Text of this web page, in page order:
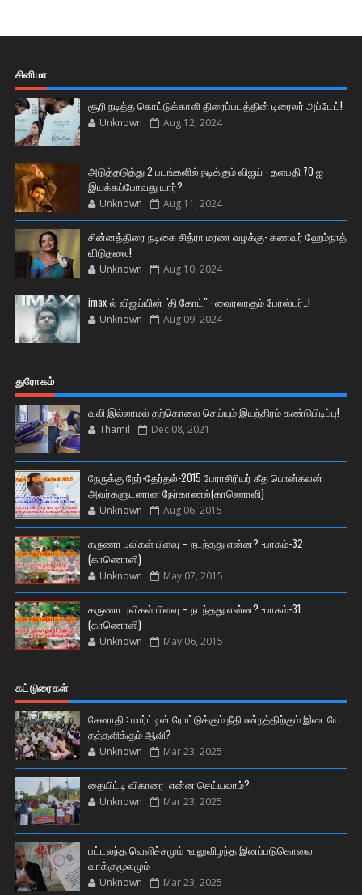
சினிமா
சூரி நடித்த கொட்டுக்காளி திரைப்படத்தின் டிரைலர் அப்டேட்!
Unknown Aug 12, 2024
அடுத்தடுத்து 2 படங்களில் நடிக்கும் விஜய் - தளபதி 70 ஐ
இயக்கப்போவது யார்?
Unknown Aug 11, 2024
சின்னத்திரை நடிகை சித்ரா மரண வழக்கு- கணவர் ஹேம்நாத்
விடுதலை!
Unknown Aug 10, 2024
imax-ல் விஜய்யின் "தி கோட்" - வைரலாகும் போஸ்டர்..!
Unknown Aug 09, 2024
துரோகம்
வலி இல்லாமல் தற்கொலை செய்யும் இயந்திரம் கண்டுபிடிப்பு!
Thamil Dec 08, 2021
நேருக்கு நேர்-தேர்தல்-2015 பேராசிரியர் கீத பொன்கலன்
அவர்களுடனான நேர்காணல்(காணொளி)
Unknown Aug 06, 2015
கருணா புலிகள் பிளவு – நடந்தது என்ன? -பாகம்-32
(காணொளி)
Unknown May 07, 2015
கருணா புலிகள் பிளவு – நடந்தது என்ன? -பாகம்-31
(காணொளி)
Unknown May 06, 2015
கட்டுரைகள்
சேனாதி : மார்ட்டின் ரோட்டுக்கும் நீதிமன்றத்திற்கும் இடையே
தத்தளிக்கும் ஆவி?
Unknown Mar 23, 2025
தையிட்டி விகாரை: என்ன செய்யலாம்?
Unknown Mar 23, 2025
பட்டலந்த வெளிச்சமும் -வலுவிழந்த இனப்படுகொலை
வாக்குமூலமும்
Unknown Mar 23, 2025